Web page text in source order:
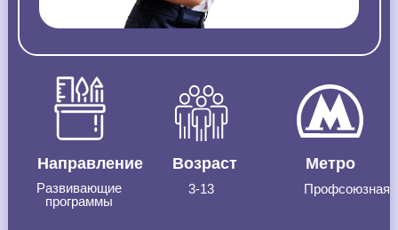
Направление
Развивающие
программы
Возраст
3-13
Метро
Профсоюзная